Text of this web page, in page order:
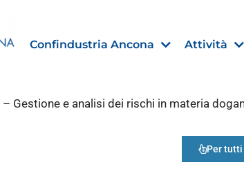
Confindustria Ancona Attività
– Gestione e analisi dei rischi in materia
Per tutti